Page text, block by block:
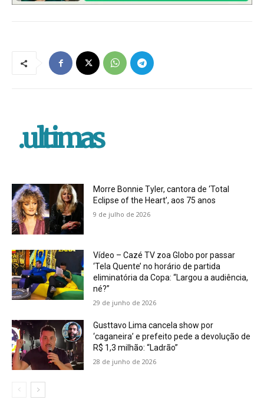
.ultimas
Morre Bonnie Tyler, cantora de ‘Total
Eclipse of the Heart’, aos 75 anos
9 de julho de 2026
Vídeo – Cazé TV zoa Globo por passar
‘Tela Quente’ no horário de partida
eliminatória da Copa: “Largou a audiência,
né?”
29 de junho de 2026
Gusttavo Lima cancela show por
‘caganeira’ e prefeito pede a devolução de
R$ 1,3 milhão: “Ladrão”
28 de junho de 2026